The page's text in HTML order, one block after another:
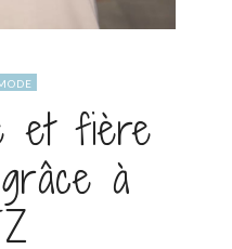
et fière
à